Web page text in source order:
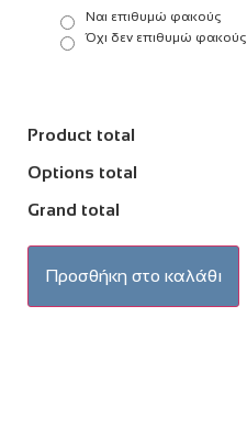
Ναι επιθυμώ φακούς
Όχι δεν επιθυμώ φακούς
Product total
Options total
Grand total
Προσθήκη στο καλάθι